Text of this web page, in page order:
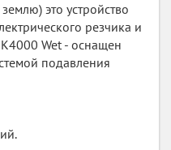
это устройство
резчика и
Wet - оснащен
подавления